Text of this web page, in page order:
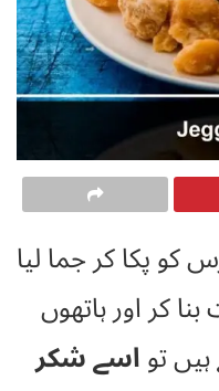
کو پکا کر جما لیا
کر اور ہاتھوں
تواسے شکر